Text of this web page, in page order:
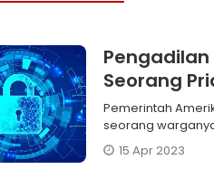
Pengadilan
Seorang
Sangat
Pemerintah
seorang
tidak disebutkan
yang bersifat
15 Apr 2023